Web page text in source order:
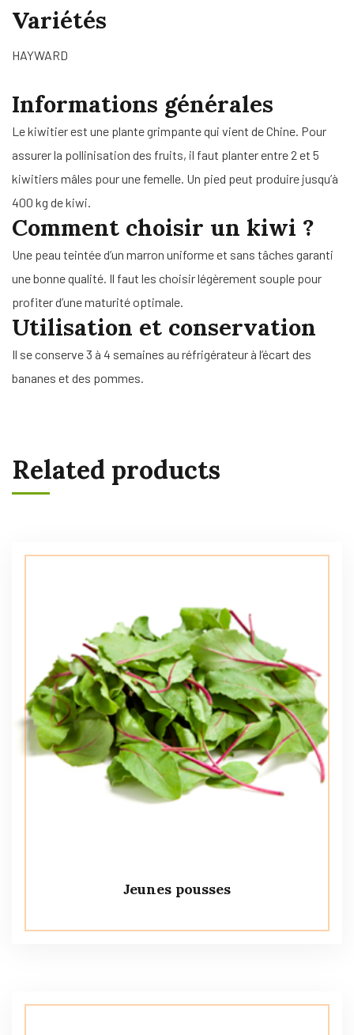
Variétés
HAYWARD
Informations générales
Le kiwitier est une plante grimpante qui vient de Chine. Pour
assurer la pollinisation des fruits, il faut planter entre 2 et 5
kiwitiers mâles pour une femelle. Un pied peut produire jusqu’à
400 kg de kiwi.
Comment choisir un kiwi ?
Une peau teintée d’un marron uniforme et sans tâches garanti
une bonne qualité. Il faut les choisir légèrement souple pour
profiter d’une maturité optimale.
Utilisation et conservation
Il se conserve 3 à 4 semaines au réfrigérateur à l’écart des
bananes et des pommes.
Related products
Jeunes pousses